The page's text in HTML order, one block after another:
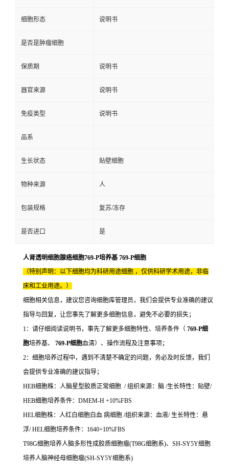
细胞形态 说明书
是否是肿瘤细胞
保质期 说明书
器官来源 说明书
免疫类型 说明书
品系
生长状态 贴壁细胞
物种来源 人
包装规格 复苏/冻存
是否进口 是
人肾透明细胞腺癌细胞769-P培养基 769-P细胞
（特别声明：以下细胞均为科研用途细胞 ，仅供科研学术用途，非临
床和工业用途。）
细胞相关信息，建议您咨询细胞库管理员，我们会提供专业准确的建议
指导与回复，让您事先了解更多细胞信息，避免不必要的损失；
1：请仔细阅读说明书，事先了解更多细胞特性、培养条件（ 769-P细
胞培养基、 769-P细胞血清）、操作流程及注意事项；
2：细胞培养过程中，遇到不清楚不确定的问题，务必及时反馈，我们
会提供专业准确的建议指导；
HEB细胞株：人脑星型胶质正常细胞 / 组织来源：脑 /生长特性：贴壁/
HEB细胞培养条件：DMEM-H +10%FBS
HEL细胞株：人红白细胞白血 病细胞 /组织来源：血液/ 生长特性：悬
浮/ HEL细胞培养条件：1640+10%FBS
T98G细胞培养人脑多形性成胶质细胞瘤(T98G细胞系)、SH-SY5Y细胞
培养人脑神经母细胞瘤(SH-SY5Y细胞系)